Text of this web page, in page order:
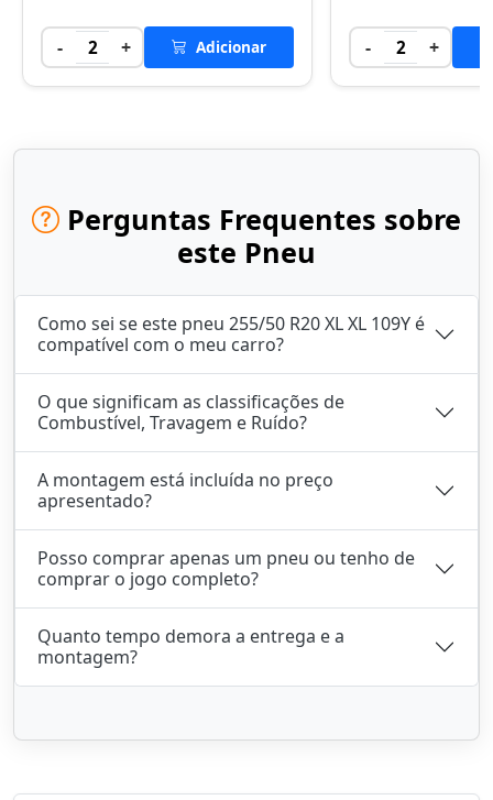
- 2 + Adicionar - 2 +
Perguntas Frequentes sobre
este Pneu
Como sei se este pneu 255/50 R20 XL XL 109Y é
compatível com o meu carro?
O que significam as classificações de
Combustível, Travagem e Ruído?
A montagem está incluída no preço
apresentado?
Posso comprar apenas um pneu ou tenho de
comprar o jogo completo?
Quanto tempo demora a entrega e a
montagem?